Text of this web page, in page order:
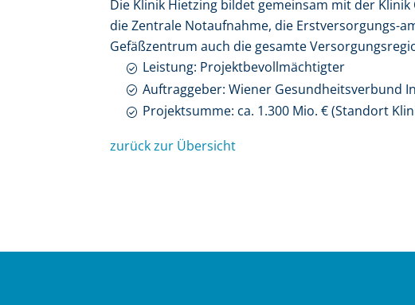
Die Klinik Hietzing bildet gemeinsam mit der
die Zentrale Notaufnahme, die Erstversorgungs-
Gefäßzentrum auch die gesamte
Leistung: Projektbevollmächtigter
Auftraggeber: Wiener Gesundheitsverbund
Projektsumme: ca. 1.300 Mio. € (Standort
zurück zur Übersicht